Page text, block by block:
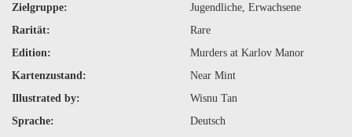
Zielgruppe:
Jugendliche, Erwachsene
Rarität:
Rare
Edition:
Murders at Karlov Manor
Kartenzustand:
Near Mint
Illustrated by:
Wisnu Tan
Sprache:
Deutsch